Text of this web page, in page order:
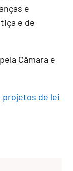
e
e de
Câmara e
projetos de lei